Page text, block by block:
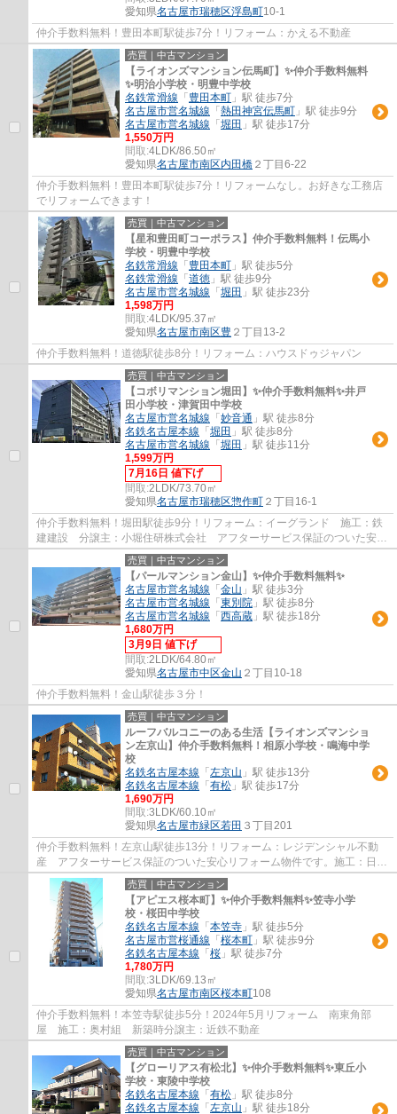
愛知県名古屋市瑞穂区浮島町10-1
仲介手数料無料！豊田本町駅徒歩7分！リフォーム：かえる不動産
売買｜中古マンション
【ライオンズマンション伝馬町】✨️仲介手数料無料
✨️明治小学校・明豊中学校
名鉄常滑線 「 豊田本町 」駅 徒歩7分
名古屋市営名城線 「 熱田神宮伝馬町 」駅 徒歩9分
名古屋市営名城線 「 堀田 」駅 徒歩17分
1,550万円
間取:4LDK/86.50㎡
愛知県名古屋市南区内田橋 ２丁目6-22
仲介手数料無料！豊田本町駅徒歩7分！リフォームなし。お好きな工務店
でリフォームできます！
売買｜中古マンション
【星和豊田町コーポラス】仲介手数料無料！伝馬小
学校・明豊中学校
名鉄常滑線 「 豊田本町 」駅 徒歩5分
名鉄常滑線 「 道徳 」駅 徒歩9分
名古屋市営名城線 「 堀田 」駅 徒歩23分
1,598万円
間取:4LDK/95.37㎡
愛知県名古屋市南区豊 ２丁目13-2
仲介手数料無料！道徳駅徒歩8分！リフォーム：ハウスドゥジャパン
売買｜中古マンション
【コボリマンション堀田】✨️仲介手数料無料✨️井戸
田小学校・津賀田中学校
名古屋市営名城線 「 妙音通 」駅 徒歩8分
名鉄名古屋本線 「 堀田 」駅 徒歩8分
名古屋市営名城線 「 堀田 」駅 徒歩11分
1,599万円
7月16日 値下げ
間取:2LDK/73.70㎡
愛知県名古屋市瑞穂区惣作町 ２丁目16-1
仲介手数料無料！堀田駅徒歩9分！リフォーム：イーグランド 施工：鉄
建建設 分譲主：小堀住研株式会社 アフターサービス保証のついた安心
リフォーム物件です。
売買｜中古マンション
【パールマンション金山】✨️仲介手数料無料✨️
名古屋市営名城線 「 金山 」駅 徒歩3分
名古屋市営名城線 「 東別院 」駅 徒歩8分
名古屋市営名城線 「 西高蔵 」駅 徒歩18分
1,680万円
3月9日 値下げ
間取:2LDK/64.80㎡
愛知県名古屋市中区金山 ２丁目10-18
仲介手数料無料！金山駅徒歩３分！
売買｜中古マンション
ルーフバルコニーのある生活【ライオンズマンショ
ン左京山】仲介手数料無料！相原小学校・鳴海中学
校
名鉄名古屋本線 「 左京山 」駅 徒歩13分
名鉄名古屋本線 「 有松 」駅 徒歩17分
1,690万円
間取:3LDK/60.10㎡
愛知県名古屋市緑区若田 ３丁目201
仲介手数料無料！左京山駅徒歩13分！リフォーム：レジデンシャル不動
産 アフターサービス保証のついた安心リフォーム物件です。施工：日東
建設 分譲主：大京観光
売買｜中古マンション
【アピエス桜本町】✨️仲介手数料無料✨️笠寺小学
校・桜田中学校
名鉄名古屋本線 「 本笠寺 」駅 徒歩5分
名古屋市営桜通線 「 桜本町 」駅 徒歩9分
名鉄名古屋本線 「 桜 」駅 徒歩7分
1,780万円
間取:3LDK/69.13㎡
愛知県名古屋市南区桜本町108
仲介手数料無料！本笠寺駅徒歩5分！2024年5月リフォーム 南東角部
屋 施工：奥村組 新築時分譲主：近鉄不動産
売買｜中古マンション
【グローリアス有松北】✨️仲介手数料無料✨️東丘小
学校・東陵中学校
名鉄名古屋本線 「 有松 」駅 徒歩8分
名鉄名古屋本線 「 左京山 」駅 徒歩18分